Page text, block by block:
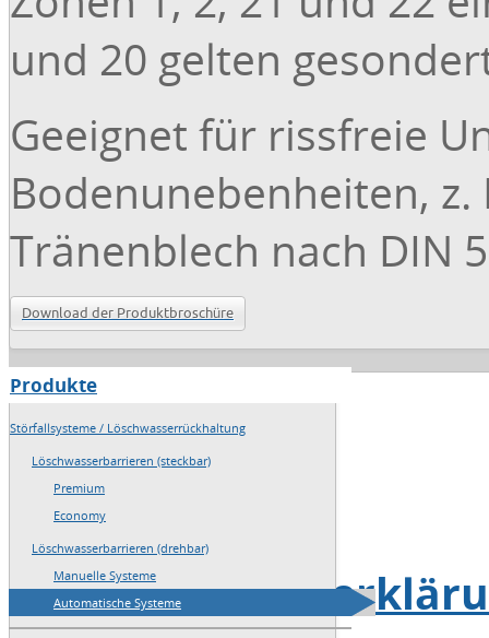
und 20 gelten
Geeignet für rissfreie
Bodenunebenheiten, z.
Tränenblech nach DIN
Download der Produktbroschüre
Produkte
Störfallsysteme / Löschwasserrückhaltung
Löschwasserbarrieren (steckbar)
Premium
Economy
Löschwasserbarrieren (drehbar)
Manuelle Systeme
Automatische Systeme
→Home
→Sitemap
→Impressum
→